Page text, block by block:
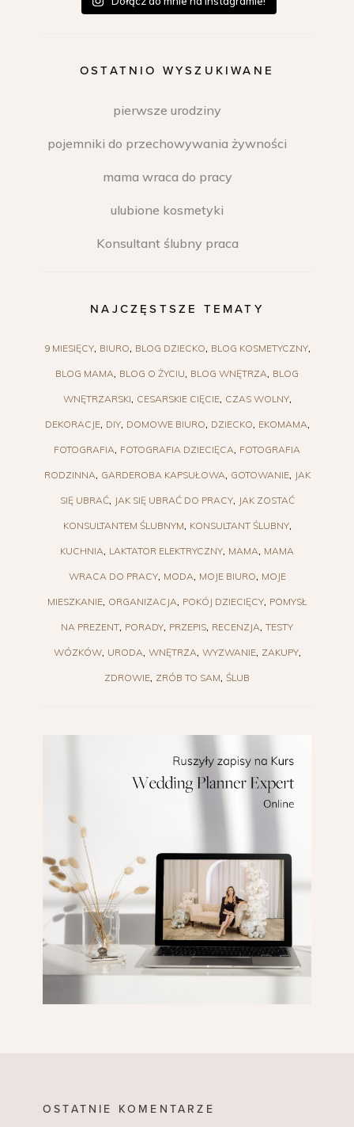
OSTATNIO WYSZUKIWANE
pierwsze urodziny
pojemniki do przechowywania żywności
mama wraca do pracy
ulubione kosmetyki
Konsultant ślubny praca
NAJCZĘSTSZE TEMATY
9 MIESIĘCY BIURO BLOG DZIECKO BLOG KOSMETYCZNY
BLOG MAMA BLOG O ŻYCIU BLOG WNĘTRZA BLOG
WNĘTRZARSKI CESARSKIE CIĘCIE CZAS WOLNY
DEKORACJE DIY DOMOWE BIURO DZIECKO EKOMAMA
FOTOGRAFIA FOTOGRAFIA DZIECIĘCA FOTOGRAFIA
RODZINNA GARDEROBA KAPSUŁOWA GOTOWANIE JAK
SIĘ UBRAĆ JAK SIĘ UBRAĆ DO PRACY JAK ZOSTAĆ
KONSULTANTEM ŚLUBNYM KONSULTANT ŚLUBNY
KUCHNIA LAKTATOR ELEKTRYCZNY MAMA MAMA
WRACA DO PRACY MODA MOJE BIURO MOJE
MIESZKANIE ORGANIZACJA POKÓJ DZIECIĘCY POMYSŁ
NA PREZENT PORADY PRZEPIS RECENZJA TESTY
WÓZKÓW URODA WNĘTRZA WYZWANIE ZAKUPY
ZDROWIE ZRÓB TO SAM ŚLUB
OSTATNIE KOMENTARZE